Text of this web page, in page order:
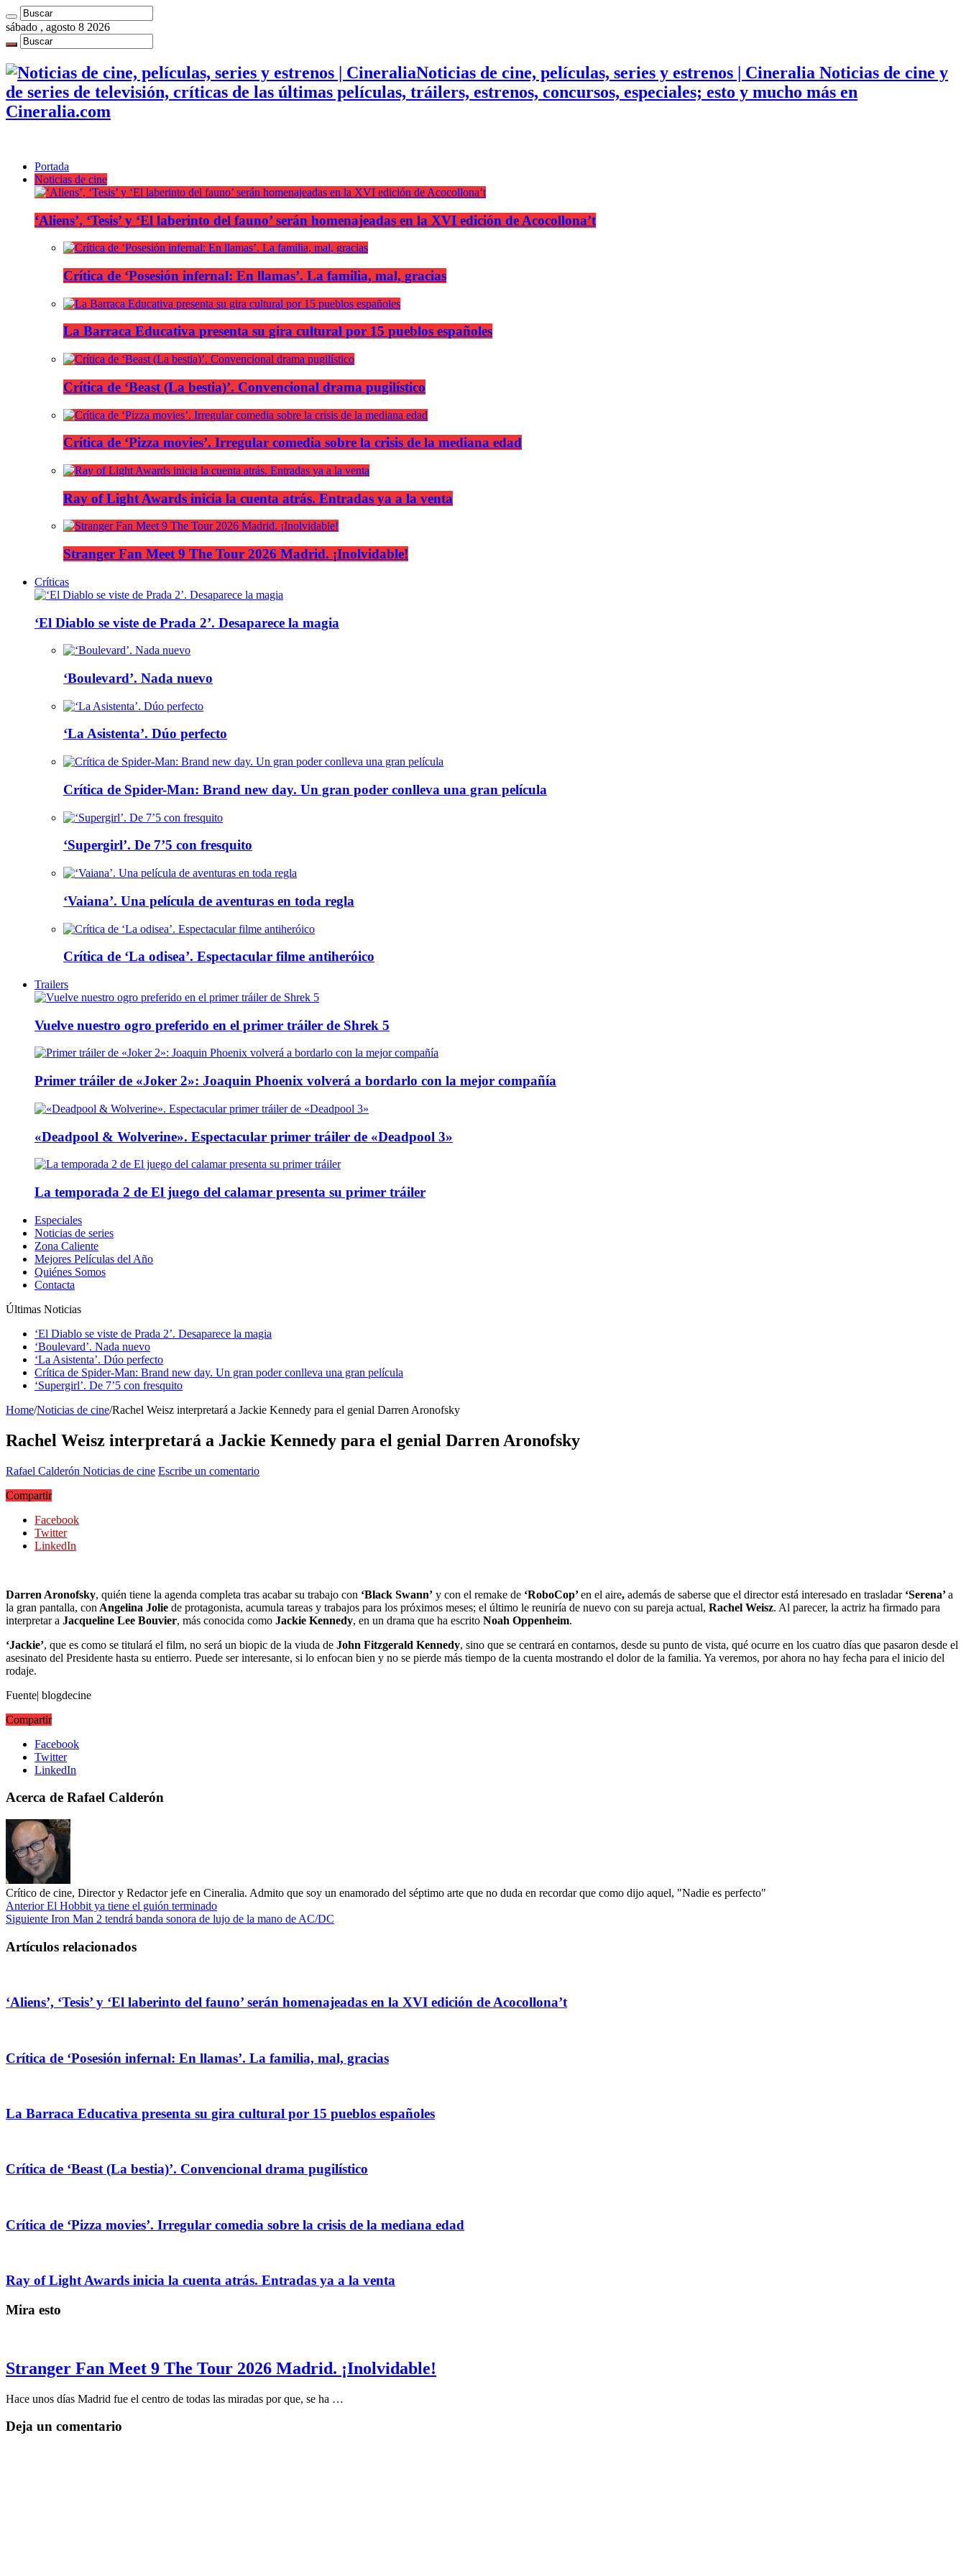
sábado , agosto 8 2026
Noticias de cine, películas, series y estrenos | Cineralia Noticias de cine y
de series de televisión, críticas de las últimas películas, tráilers, estrenos, concursos, especiales; esto y mucho más en
Cineralia.com
Portada
Noticias de cine
‘Aliens’, ‘Tesis’ y ‘El laberinto del fauno’ serán homenajeadas en la XVI edición de Acocollona’t
Crítica de ‘Posesión infernal: En llamas’. La familia, mal, gracias
La Barraca Educativa presenta su gira cultural por 15 pueblos españoles
Crítica de ‘Beast (La bestia)’. Convencional drama pugilístico
Crítica de ‘Pizza movies’. Irregular comedia sobre la crisis de la mediana edad
Ray of Light Awards inicia la cuenta atrás. Entradas ya a la venta
Stranger Fan Meet 9 The Tour 2026 Madrid. ¡Inolvidable!
Críticas
‘El Diablo se viste de Prada 2’. Desaparece la magia
‘Boulevard’. Nada nuevo
‘La Asistenta’. Dúo perfecto
Crítica de Spider-Man: Brand new day. Un gran poder conlleva una gran película
‘Supergirl’. De 7’5 con fresquito
‘Vaiana’. Una película de aventuras en toda regla
Crítica de ‘La odisea’. Espectacular filme antiheróico
Trailers
Vuelve nuestro ogro preferido en el primer tráiler de Shrek 5
Primer tráiler de «Joker 2»: Joaquin Phoenix volverá a bordarlo con la mejor compañía
«Deadpool & Wolverine». Espectacular primer tráiler de «Deadpool 3»
La temporada 2 de El juego del calamar presenta su primer tráiler
Especiales
Noticias de series
Zona Caliente
Mejores Películas del Año
Quiénes Somos
Contacta
Últimas Noticias
‘El Diablo se viste de Prada 2’. Desaparece la magia
‘Boulevard’. Nada nuevo
‘La Asistenta’. Dúo perfecto
Crítica de Spider-Man: Brand new day. Un gran poder conlleva una gran película
‘Supergirl’. De 7’5 con fresquito
Home/Noticias de cine/Rachel Weisz interpretará a Jackie Kennedy para el genial Darren Aronofsky
Rachel Weisz interpretará a Jackie Kennedy para el genial Darren Aronofsky
Rafael Calderón Noticias de cine Escribe un comentario
Compartir
Facebook
Twitter
LinkedIn
Darren Aronofsky, quién tiene la agenda completa tras acabar su trabajo con ‘Black Swann’ y con el remake de ‘RoboCop’en el aire, además de saberse que el director está interesado en trasladar ‘Serena’a
la gran pantalla, con Angelina Jolie de protagonista, acumula tareas y trabajos para los próximos meses; el último le reuniría de nuevo con su pareja actual, Rachel Weisz. Al parecer, la actriz ha firmado para
interpretar a Jacqueline Lee Bouvier, más conocida como Jackie Kennedy, en un drama que ha escrito Noah Oppenheim.
‘Jackie’, que es como se titulará el film, no será un biopic de la viuda de John Fitzgerald Kennedy, sino que se centrará en contarnos, desde su punto de vista, qué ocurre en los cuatro días que pasaron desde el
asesinato del Presidente hasta su entierro. Puede ser interesante, si lo enfocan bien y no se pierde más tiempo de la cuenta mostrando el dolor de la familia. Ya veremos, por ahora no hay fecha para el inicio del
rodaje.
Fuente| blogdecine
Compartir
Facebook
Twitter
LinkedIn
Acerca de Rafael Calderón
Crítico de cine, Director y Redactor jefe en Cineralia. Admito que soy un enamorado del séptimo arte que no duda en recordar que como dijo aquel, "Nadie es perfecto"
AnteriorEl Hobbit ya tiene el guión terminado
Siguiente Iron Man 2 tendrá banda sonora de lujo de la mano de AC/DC
Artículos relacionados
‘Aliens’, ‘Tesis’ y ‘El laberinto del fauno’ serán homenajeadas en la XVI edición de Acocollona’t
Crítica de ‘Posesión infernal: En llamas’. La familia, mal, gracias
La Barraca Educativa presenta su gira cultural por 15 pueblos españoles
Crítica de ‘Beast (La bestia)’. Convencional drama pugilístico
Crítica de ‘Pizza movies’. Irregular comedia sobre la crisis de la mediana edad
Ray of Light Awards inicia la cuenta atrás. Entradas ya a la venta
Mira esto
Stranger Fan Meet 9 The Tour 2026 Madrid. ¡Inolvidable!
Hace unos días Madrid fue el centro de todas las miradas por que, se ha …
Deja un comentario